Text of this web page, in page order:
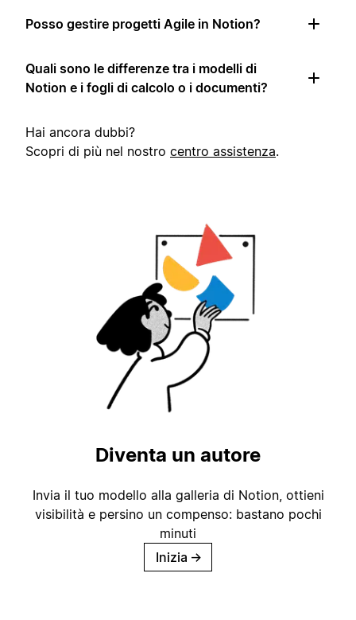
Posso gestire progetti Agile in Notion?
Quali sono le differenze tra i modelli di
Notion e i fogli di calcolo o i documenti?
Hai ancora dubbi?
Scopri di più nel nostro centro assistenza.
Diventa un autore
Invia il tuo modello alla galleria di Notion, ottieni
visibilità e persino un compenso: bastano pochi
minuti
Inizia →